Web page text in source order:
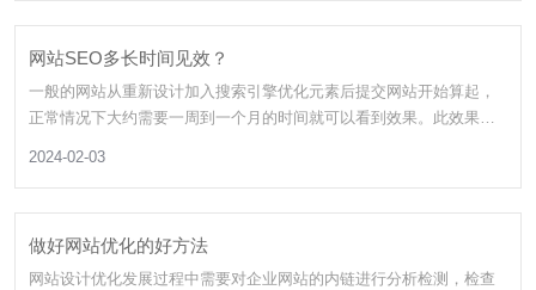
网站SEO多长时间见效？
一般的网站从重新设计加入搜索引擎优化元素后提交网站开始算起，
正常情况下大约需要一周到一个月的时间就可以看到效果。此效果仅
2024-02-03
做好网站优化的好方法
网站设计优化发展过程中需要对企业网站的内链进行分析检测，检查